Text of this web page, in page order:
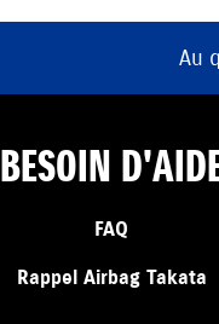
Au
BESOIN
FAQ
Rappel Airbag Takata